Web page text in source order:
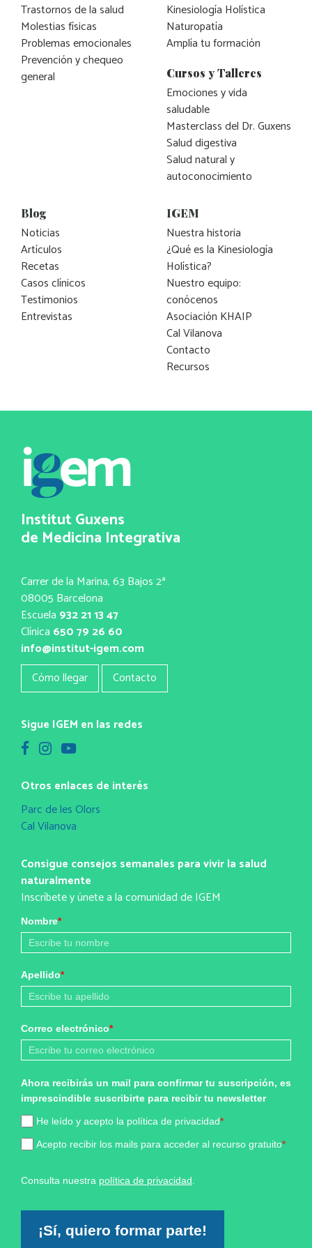
Trastornos de la salud
Molestias físicas
Problemas emocionales
Prevención y chequeo
general
Kinesiología Holística
Naturopatía
Amplía tu formación
Cursos y Talleres
Emociones y vida
saludable
Masterclass del Dr. Guxens
Salud digestiva
Salud natural y
autoconocimiento
Blog
Noticias
Artículos
Recetas
Casos clínicos
Testimonios
Entrevistas
IGEM
Nuestra historia
¿Qué es la Kinesiología
Holística?
Nuestro equipo:
conócenos
Asociación KHAIP
Cal Vilanova
Contacto
Recursos
Institut Guxens
de Medicina Integrativa
Carrer de la Marina, 63 Bajos 2ª
08005 Barcelona
Escuela 932 21 13 47
Clínica 650 79 26 60
info@institut-igem.com
Cómo llegar
Contacto
Sigue IGEM en las redes
Otros enlaces de interés
Parc de les Olors
Cal Vilanova
Consigue consejos semanales para vivir la salud
naturalmente
Inscríbete y únete a la comunidad de IGEM
Nombre*
Apellido*
Correo electrónico*
Ahora recibirás un mail para confirmar tu suscripción, es
imprescindible suscribirte para recibir tu newsletter
He leído y acepto la política de privacidad*
Acepto recibir los mails para acceder al recurso gratuito*
Consulta nuestra política de privacidad
¡Sí, quiero formar parte!